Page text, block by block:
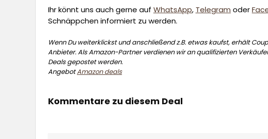
Ihr könnt uns auch gerne auf WhatsApp, Telegram oder
Schnäppchen informiert zu werden.
Wenn Du weiterklickst und anschließend z.B. etwas kaufst, erhält
Anbieter. Als Amazon-Partner verdienen wir an qualifizierten
Deals gepostet werden.
AngebotAmazon deals
Kommentare zu diesem Deal